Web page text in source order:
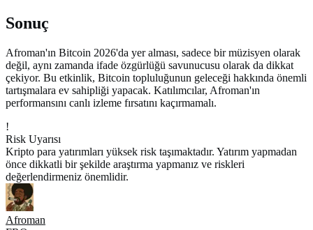
Sonuç
Afroman'ın Bitcoin 2026'da yer alması, sadece bir müzisyen olarak
değil, aynı zamanda ifade özgürlüğü savunucusu olarak da dikkat
çekiyor. Bu etkinlik, Bitcoin topluluğunun geleceği hakkında önemli
tartışmalara ev sahipliği yapacak. Katılımcılar, Afroman'ın
performansını canlı izleme fırsatını kaçırmamalı.
!
Risk Uyarısı
Kripto para yatırımları yüksek risk taşımaktadır. Yatırım yapmadan
önce dikkatli bir şekilde araştırma yapmanız ve riskleri
değerlendirmeniz önemlidir.
Afroman